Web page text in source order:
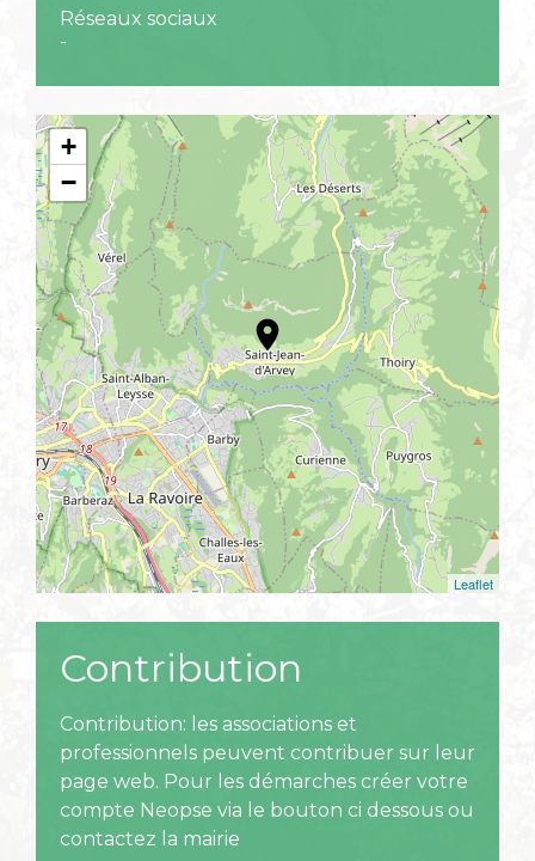
Réseaux sociaux
-
location_on
+
−
Leaflet
Contribution
Contribution: les associations et
professionnels peuvent contribuer sur leur
page web. Pour les démarches créer votre
compte Neopse via le bouton ci dessous ou
contactez la mairie